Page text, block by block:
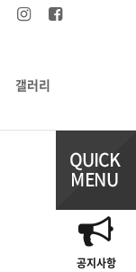
갤러리
공지사항